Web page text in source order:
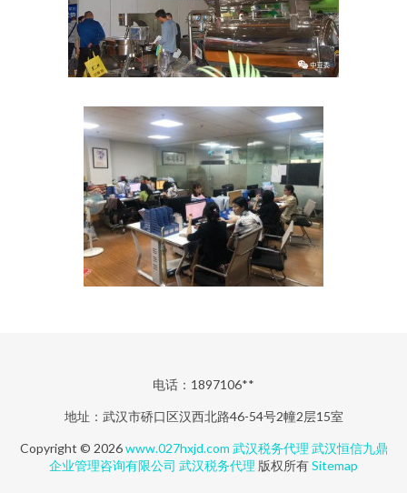
电话：1897106**
地址：武汉市硚口区汉西北路46-54号2幢2层15室
Copyright © 2026www.027hxjd.com 武汉税务代理 武汉恒信九鼎
企业管理咨询有限公司 武汉税务代理 版权所有Sitemap